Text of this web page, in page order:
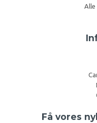
Få vores